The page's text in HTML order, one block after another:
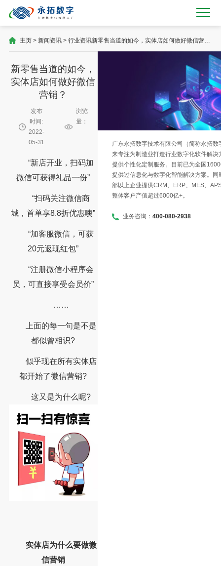
主页> 新闻资讯> 行业资讯新零售当道的如今，实体店如何做好微信营
销？
新零售当道的如今，
实体店如何做好微信
营销？
发布
时间:
2022-
05-31
浏览
量：
“新店开业，扫码加
微信可获得礼品一份”
“扫码关注微信商
城，首单享8.8折优惠噢”
“加客服微信，可获
20元返现红包”
“注册微信小程序会
员，可直接享受会员价”
……
上面的每一句是不是
都似曾相识?
似乎现在所有实体店
都开始了微信营销?
这又是为什么呢?
实体店为什么要做微
信营销
广东永拓数字技术有限公司（简称永拓
来专注为制造业打造行业数字化软件解决
提供个性化定制服务。目前已为全国
提供过信息化与数字化智能解决方案。
部以上企业提供CRM、ERP、MES、
整体客户产值超过6000亿+。
业务咨询： 400-080-2938